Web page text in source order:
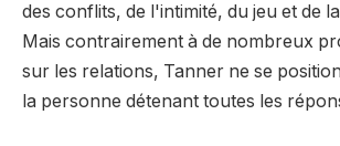
des conflits, de l'intimité, du jeu et de
Mais contrairement à de nombreux
sur les relations, Tanner ne se
la personne détenant toutes les